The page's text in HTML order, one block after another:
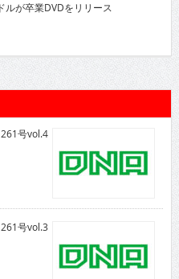
の原石”がDVDに初挑戦！
く“理由”が見つかった(笑)
が卒業DVDをリリース